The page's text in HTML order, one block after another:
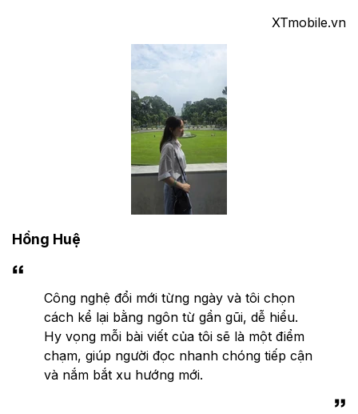
XTmobile.vn
Hồng Huệ
Công nghệ đổi mới từng ngày và tôi chọn
cách kể lại bằng ngôn từ gần gũi, dễ hiểu.
Hy vọng mỗi bài viết của tôi sẽ là một điểm
chạm, giúp người đọc nhanh chóng tiếp cận
và nắm bắt xu hướng mới.